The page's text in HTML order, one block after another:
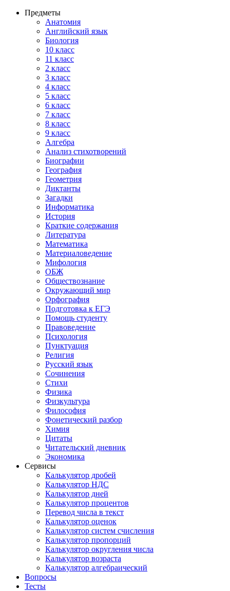
Предметы
Анатомия
Английский язык
Биология
10 класс
11 класс
2 класс
3 класс
4 класс
5 класс
6 класс
7 класс
8 класс
9 класс
Алгебра
Анализ стихотворений
Биографии
География
Геометрия
Диктанты
Загадки
Информатика
История
Краткие содержания
Литература
Математика
Материаловедение
Мифология
ОБЖ
Обществознание
Окружающий мир
Орфография
Подготовка к ЕГЭ
Помощь студенту
Правоведение
Психология
Пунктуация
Религия
Русский язык
Сочинения
Стихи
Физика
Физкультура
Философия
Фонетический разбор
Химия
Цитаты
Читательский дневник
Экономика
Сервисы
Калькулятор дробей
Калькулятор НДС
Калькулятор дней
Калькулятор процентов
Перевод числа в текст
Калькулятор оценок
Калькулятор систем счисления
Калькулятор пропорций
Калькулятор округления числа
Калькулятор возраста
Калькулятор алгебраический
Вопросы
Тесты